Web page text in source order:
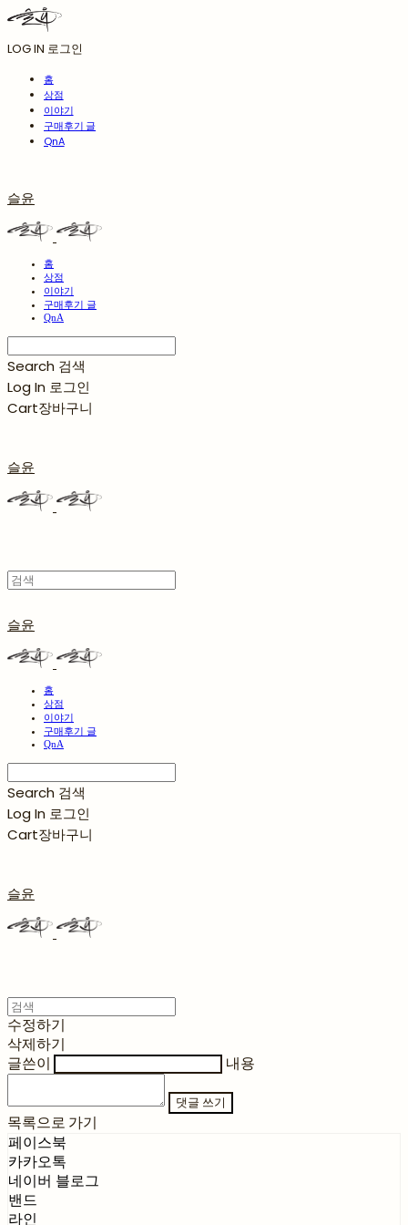
LOG IN 로그인
홈
상점
이야기
구매후기 글
QnA
슬윤
홈
상점
이야기
구매후기 글
QnA
Search 검색
Log In 로그인
Cart장바구니
슬윤
슬윤
홈
상점
이야기
구매후기 글
QnA
Search 검색
Log In 로그인
Cart장바구니
슬윤
수정하기
삭제하기
글쓴이
내용
댓글 쓰기
목록으로 가기
페이스북
카카오톡
네이버 블로그
밴드
라인